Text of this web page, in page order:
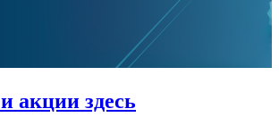
акции здесь